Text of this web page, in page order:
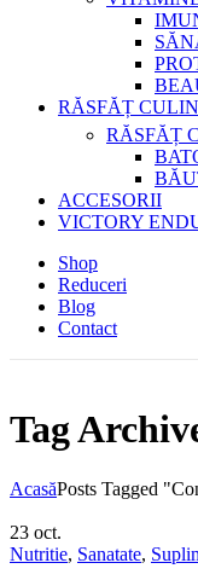
RĂSFĂȚ
RĂSFĂȚ
ACCESORII
VICTORY
Shop
Reduceri
Blog
Contact
Tag
AcasăPosts Tagged
23 oct.
Nutritie, Sanatate,